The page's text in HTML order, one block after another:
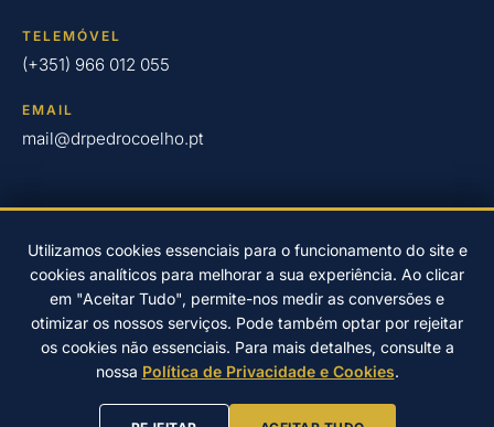
TELEMÓVEL
(+351) 966 012 055
EMAIL
mail@drpedrocoelho.pt
© 2026 Clínica Dr. Pedro Coelho – Implantologia Oral em Oeiras
desde 2004.
Desenvolvido porEwardSolutionPolítica de Privacidade
Resolução de litígios online
PREFERÊNCIAS DE COOKIES
Utilizamos cookies essenciais para o funcionamento do site e
cookies analíticos para melhorar a sua experiência. Ao clicar
em "Aceitar Tudo", permite-nos medir as conversões e
otimizar os nossos serviços. Pode também optar por rejeitar
os cookies não essenciais. Para mais detalhes, consulte a
nossa Política de Privacidade e Cookies.